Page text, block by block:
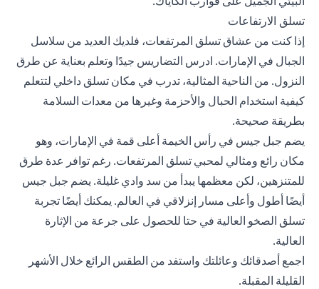
تسلق الارتفاعات
إذا كنت من عشاق تسلق المرتفعات، فلديك العديد من سلاسل
الجبال في الإمارات. ادرس التضاريس جيدًا وتعلم بعناية عن طرق
النزول. من الناحية المثالية، تدرب في مكان تسلق داخلي لتتعلم
كيفية استخدام الحبال والأحزمة وغيرها من معدات السلامة
بطريقة صحيحة.
يضم جبل جيس في رأس الخيمة أعلى قمة في الإمارات، وهو
مكان رائع ومثالي لمحبي تسلق المرتفعات. رغم توافر عدة طرق
للمتنزهين، لكن معظمها يبدأ من سد وادي غليلة. يضم جبل جيس
أيضًا أطول وأعلى مسار إنزلاقي في العالم. يمكنك أيضًا تجربة
تسلق الصخو العالية في حتا للحصول على جرعة من الإثارة
العالية.
اجمع أصدقائك وعائلتك واستفد من الطقس الرائع خلال الأشهر
القليلة المقبلة.